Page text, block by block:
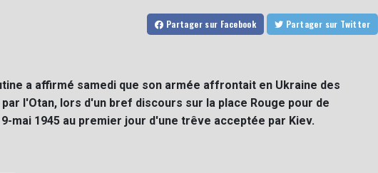
Partager sur Facebook Partager sur Twitter
a affirmé samedi que son armée affrontait en Ukraine des
l'Otan, lors d'un bref discours sur la place Rouge pour de
mai 1945 au premier jour d'une trêve acceptée par Kiev.